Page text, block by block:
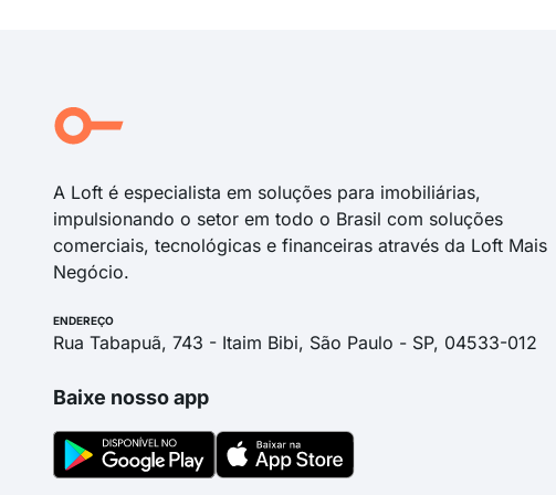
A Loft é especialista em soluções para imobiliárias,
impulsionando o setor em todo o Brasil com soluções
comerciais, tecnológicas e financeiras através da Loft Mais
Negócio.
ENDEREÇO
Rua Tabapuã, 743 - Itaim Bibi, São Paulo - SP, 04533-012
Baixe nosso app